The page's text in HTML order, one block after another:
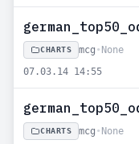
CHARTS mcg • None
07.03.14 14:55
CHARTS mcg • None